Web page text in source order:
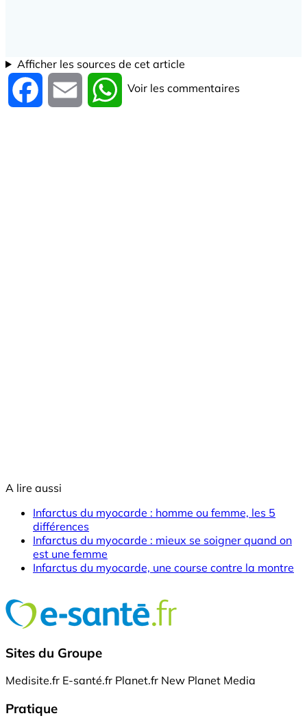
Afficher les sources de cet article
Facebook Email WhatsApp
Voir les commentaires
A lire aussi
Infarctus du myocarde : homme ou femme, les 5
différences
Infarctus du myocarde : mieux se soigner quand on
est une femme
Infarctus du myocarde, une course contre la montre
Sites du Groupe
Medisite.fr E-santé.fr Planet.fr New Planet Media
Pratique